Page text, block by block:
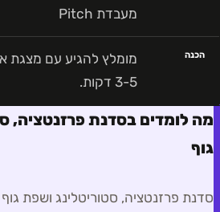
מעבדת Pitch
הכנה
מומלץ להגיע עם מצגת
3-5 דקות.
מה לומדים בסדנת פרזנטציה,
גוף
סדנת פרזנטציה, סטוריטלינג ושפת גוף